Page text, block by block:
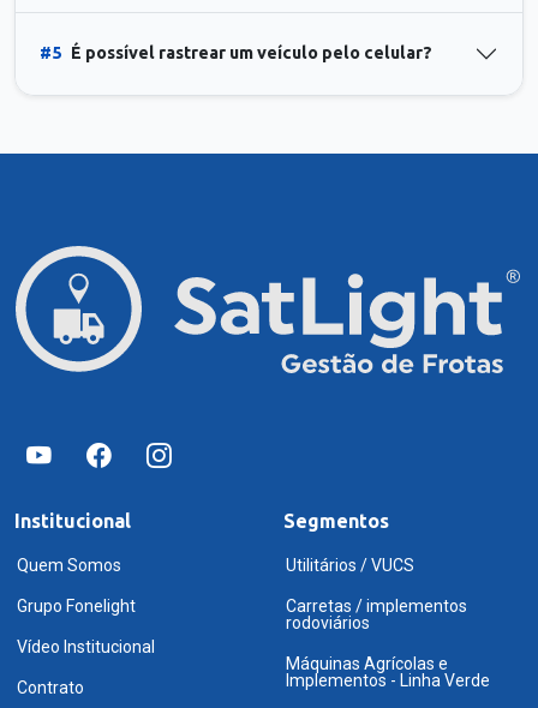
#5 É possível rastrear um veículo pelo celular?
Institucional
Quem Somos
Grupo Fonelight
Vídeo Institucional
Contrato
Segmentos
Utilitários / VUCS
Carretas / implementos
rodoviários
Máquinas Agrícolas e
Implementos - Linha Verde